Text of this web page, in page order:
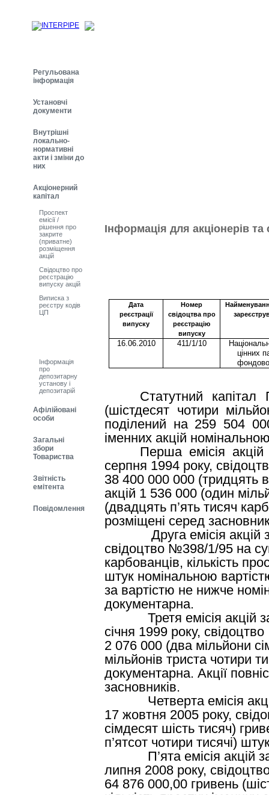
Регульована
інформація
Установчі
документи
Внутрішні
локально-
нормативні
акти і зміни до
них
Акціонерний
капітал
Проспект
емісії /
рішення про
закрите
(приватне)
розміщення
акцій
Свідоцтво про
реєстрацію
випуску акцій
Виписка з
реєстру кодів
ЦП
Інформація
про
депозитарну
установу і
депозитарій
Афілійовані
особи
Загальні
збори
Товариства
Звітність
емітента
Повідомлення
Інформація для акціонерів
Дата
реєстрації
випуску
Номер
свідоцтва про
реєстрацію
випуску
16.06.2010 411/1/10
цінних
Статутний
(шістдесят чотири
поділений на 259 504 000
іменних акцій
Перша емісія
серпня 1994 року,
38 400 000 000 (тридцять
акцій 1 536 000 (один
(двадцять п’ять тисяч
розміщені серед
Друга емісія акцій
свідоцтво №398/1/95 на
карбованців, кількість
штук номінальною
за вартістю не нижче
документарна.
Третя емісія акцій
січня 1999 року,
2 076 000 (два мільйони
мільйонів триста чотири
документарна. Акції
засновників.
Четверта емісія акцій
17 жовтня 2005 року,
сімдесят шість тисяч)
п’ятсот чотири тисячі)
П’ята емісія акцій
липня 2008 року,
64 876 000,00 гривень